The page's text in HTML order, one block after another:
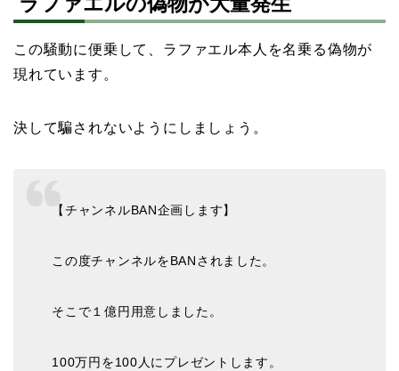
この騒動に便乗して、ラファエル本人を名乗る偽物が
現れています。
決して騙されないようにしましょう。
【チャンネルBAN企画します】
この度チャンネルをBANされました。
そこで１億円用意しました。
100万円を100人にプレゼントします。